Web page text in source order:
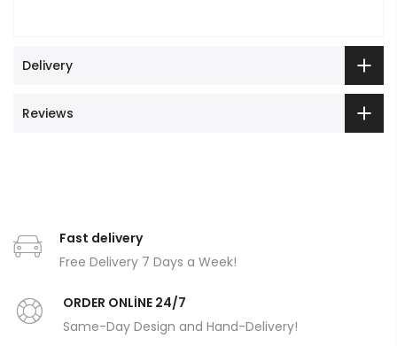
Delivery
Reviews
Fast delivery
Free Delivery 7 Days a Week!
ORDER ONLİNE 24/7
Same-Day Design and Hand-Delivery!